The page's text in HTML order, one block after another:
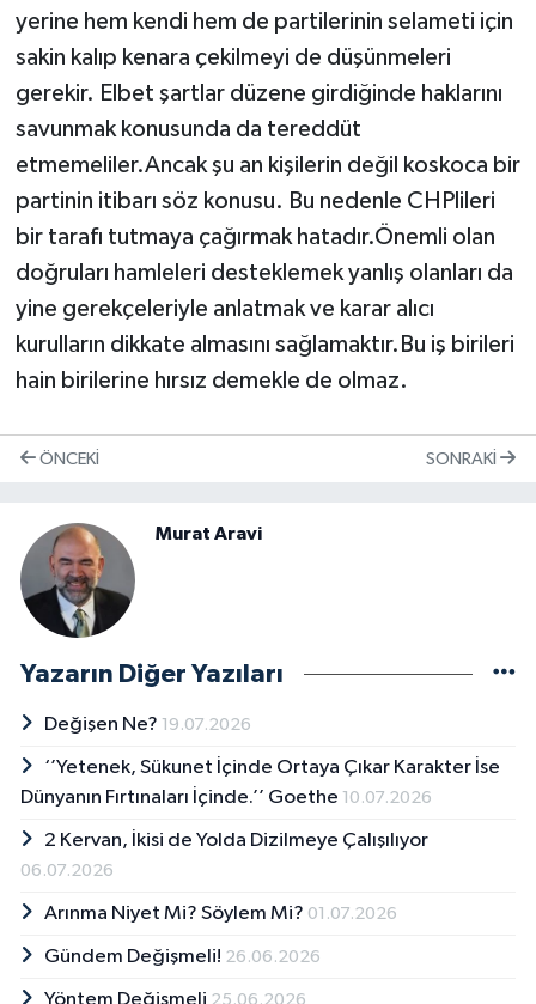
yerine hem kendi hem de partilerinin selameti için
sakin kalıp kenara çekilmeyi de düşünmeleri
gerekir. Elbet şartlar düzene girdiğinde haklarını
savunmak konusunda da tereddüt
etmemeliler.Ancak şu an kişilerin değil koskoca bir
partinin itibarı söz konusu. Bu nedenle CHPlileri
bir tarafı tutmaya çağırmak hatadır.Önemli olan
doğruları hamleleri desteklemek yanlış olanları da
yine gerekçeleriyle anlatmak ve karar alıcı
kurulların dikkate almasını sağlamaktır.Bu iş birileri
hain birilerine hırsız demekle de olmaz.
ÖNCEKI SONRAKI
Murat Aravi
Yazarın Diğer Yazıları
Değişen Ne? 19.07.2026
‘’Yetenek, Sükunet İçinde Ortaya Çıkar Karakter İse
Dünyanın Fırtınaları İçinde.’’ Goethe 10.07.2026
2 Kervan, İkisi de Yolda Dizilmeye Çalışılıyor
06.07.2026
Arınma Niyet Mi? Söylem Mi? 01.07.2026
Gündem Değişmeli! 26.06.2026
25.06.2026